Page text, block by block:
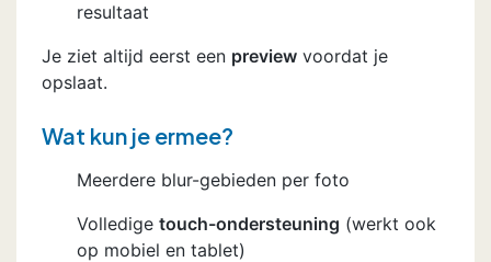
resultaat
Je ziet altijd eerst een previewvoordat je
opslaat.
Wat kun je ermee?
Meerdere blur-gebieden per foto
Volledige touch-ondersteuning (werkt ook
op mobiel en tablet)